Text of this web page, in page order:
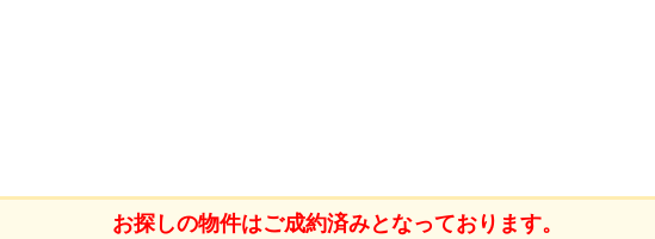
お探しの物件はご成約済みとなっております。